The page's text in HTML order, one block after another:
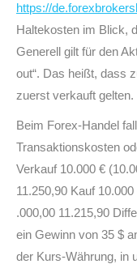
https://
Haltekosten im Blick,
Generell gilt für den
out“. Das heißt, dass
zuerst verkauft gelten.
Beim Forex-Handel
Transaktionskosten
Verkauf 10.000 €
11.250,90 Kauf
.000,00 11.215,90
ein Gewinn von 35 $
der Kurs-Währung, in